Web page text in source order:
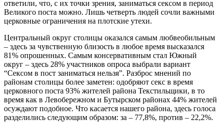
ответили, что, с их точки зрения, заниматься сексом в период
Великого поста можно. Лишь четверть людей сочли важными
церковные ограничения на плотские утехи.
Центральный округ столицы оказался самым любвеобильным
– здесь за чувственную близость в любое время высказался
81% опрошенных. Самым консервативным стал Южный
округ – здесь 28% участников опроса выбрали вариант
“Сексом в пост заниматься нельзя”. Разброс мнений по
районам столицы более заметен: одобряют секс в время
церковного поста 93% жителей района Текстильщики, в то
время как в Левобережном и Бутырском районах 44% жителей
осуждают подобное. Что касается нашего района, здесь голоса
разделились следующим образом: за – 77,8%, против – 22,2%.